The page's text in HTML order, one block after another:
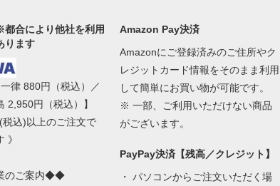
合により他社を利用
ります
一律 880円（税込）／
2,950円（税込）】
税込)以上のご注文で
》
のご案内◆◆
Amazon Pay決済
Amazonにご登録済みのご住所やク
レジットカード情報をそのまま利用
して簡単にお買い物が可能です。
※ 一部、ご利用いただけない商品
がございます。
PayPay決済【残高／クレジット】
・ パソコンからご注文いただく場